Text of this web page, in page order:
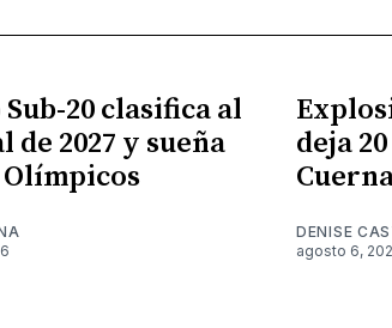
20 clasifica al
de 2027 y sueña
deja
DENISE
agosto 6,